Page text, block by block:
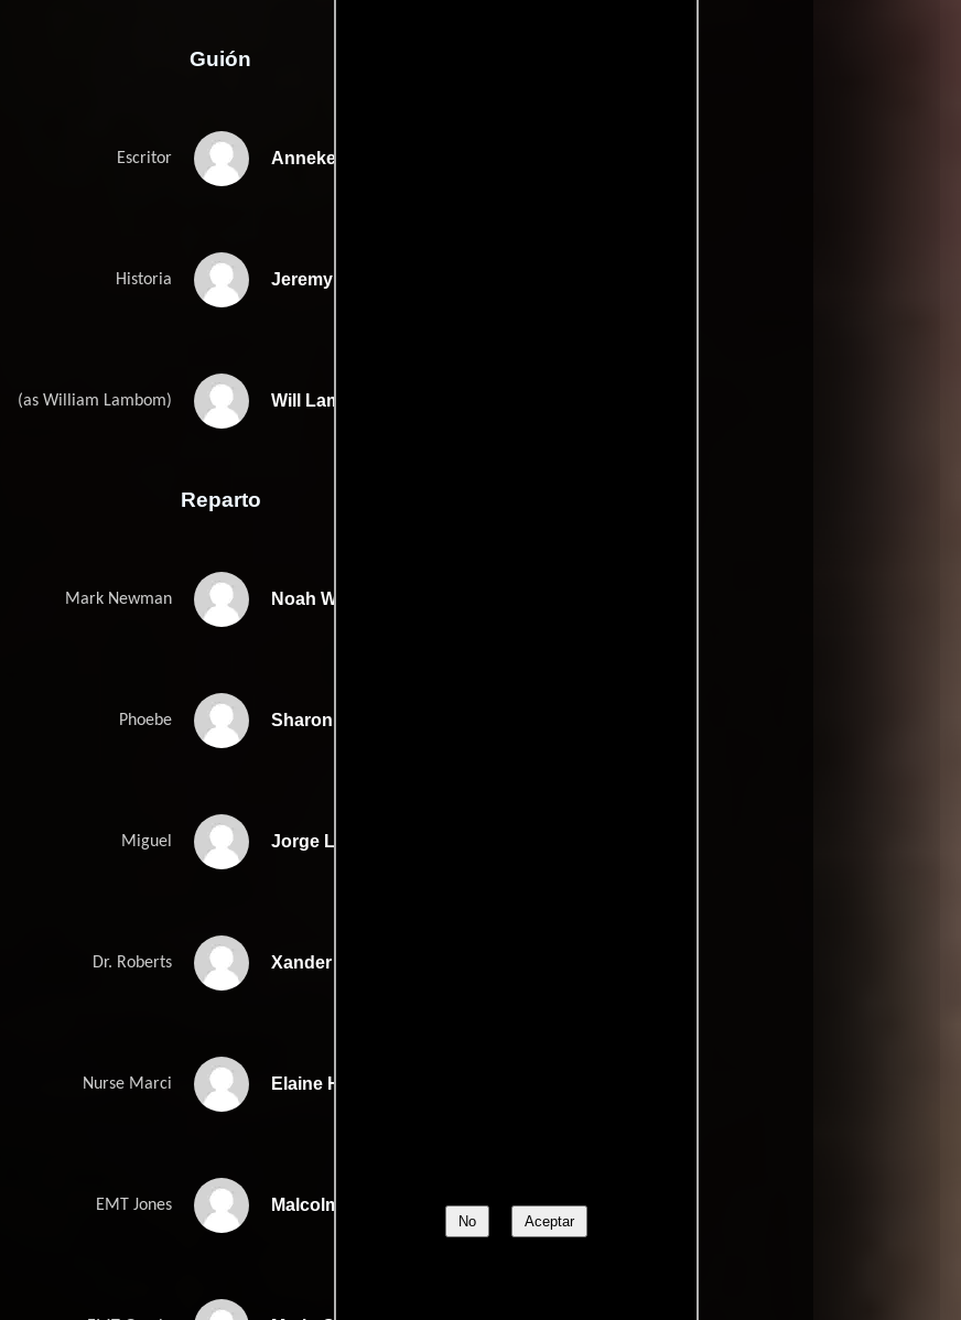
No Aceptar
Guión
Escritor Anneke Campbells
Historia Jeremy Kagans
(as William Lambom) Will Lamborns
Reparto
Mark Newman Noah Wyle
Phoebe Sharon Leal
Miguel Jorge Lendeborg Jr.
Dr. Roberts Xander Berkeley
Nurse Marci Elaine Hendrix
EMT Jones Malcolm-Jamal Warner